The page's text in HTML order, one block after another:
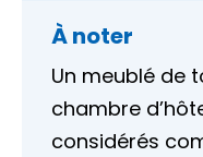
À noter
Un meublé de
chambre
considérés